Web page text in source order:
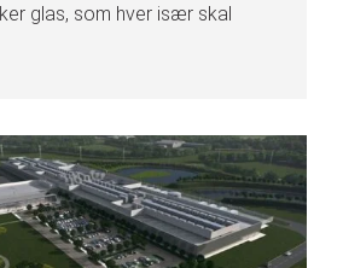
glas, som hver især skal